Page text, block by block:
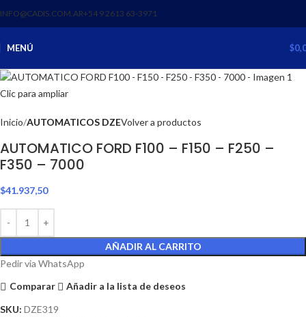
INFO@CADIS.COM.AR‪+54 9 2613 63‑3971‬
MENÚ $
Clic para ampliar
Inicio AUTOMATICOS DZEVolver a productos
AUTOMATICO FORD F100 – F150 – F250 –
F350 – 7000
$41.937,50
AÑADIR AL CARRITO
Pedir via WhatsApp
Comparar
Añadir a la lista de deseos
SKU: DZE319